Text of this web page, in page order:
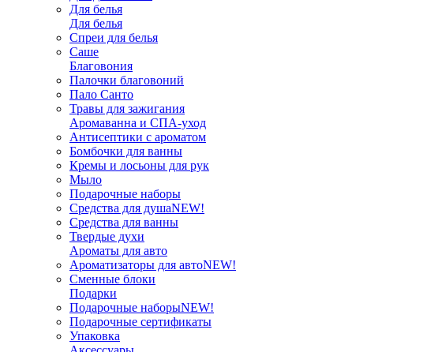
Для белья
Для белья
Спреи для белья
Саше
Благовония
Палочки благовоний
Пало Санто
Травы для зажигания
Аромаванна и СПА-уход
Антисептики с ароматом
Бомбочки для ванны
Кремы и лосьоны для рук
Мыло
Подарочные наборы
Средства для душаNEW!
Средства для ванны
Твердые духи
Ароматы для авто
Ароматизаторы для автоNEW!
Сменные блоки
Подарки
Подарочные наборыNEW!
Подарочные сертификаты
Упаковка